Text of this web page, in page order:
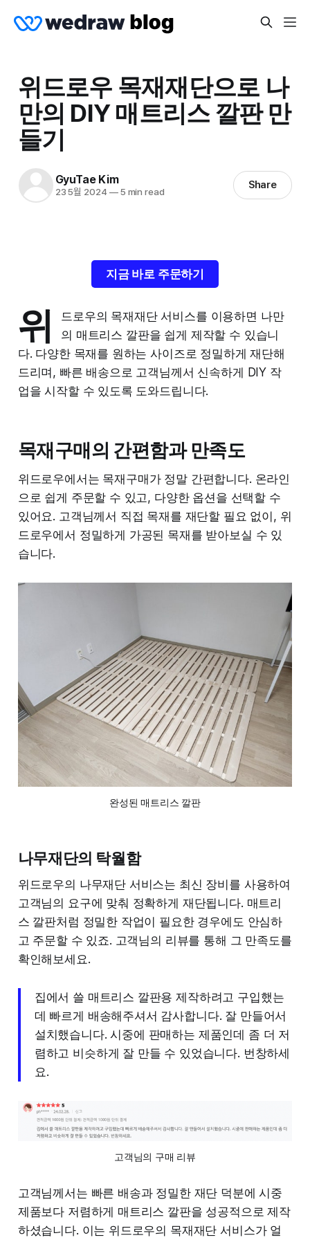
위드로우 목재재단으로 나
만의 DIY 매트리스 깔판 만
들기
GyuTae Kim
23 5월 2024 —5 min read
Share
지금 바로 주문하기
위
드로우의 목재재단 서비스를 이용하면 나만
의 매트리스 깔판을 쉽게 제작할 수 있습니
다. 다양한 목재를 원하는 사이즈로 정밀하게 재단해
드리며, 빠른 배송으로 고객님께서 신속하게 DIY 작
업을 시작할 수 있도록 도와드립니다.
목재구매의 간편함과 만족도
위드로우에서는 목재구매가 정말 간편합니다. 온라인
으로 쉽게 주문할 수 있고, 다양한 옵션을 선택할 수
있어요. 고객님께서 직접 목재를 재단할 필요 없이, 위
드로우에서 정밀하게 가공된 목재를 받아보실 수 있
습니다.
완성된 매트리스 깔판
나무재단의 탁월함
위드로우의 나무재단 서비스는 최신 장비를 사용하여
고객님의 요구에 맞춰 정확하게 재단됩니다. 매트리
스 깔판처럼 정밀한 작업이 필요한 경우에도 안심하
고 주문할 수 있죠. 고객님의 리뷰를 통해 그 만족도를
확인해보세요.
집에서 쓸 매트리스 깔판용 제작하려고 구입했는
데 빠르게 배송해주셔서 감사합니다. 잘 만들어서
설치했습니다. 시중에 판매하는 제품인데 좀 더 저
렴하고 비슷하게 잘 만들 수 있었습니다. 번창하세
요.
고객님의 구매 리뷰
고객님께서는 빠른 배송과 정밀한 재단 덕분에 시중
제품보다 저렴하게 매트리스 깔판을 성공적으로 제작
하셨습니다. 이는 위드로우의 목재재단 서비스가 얼